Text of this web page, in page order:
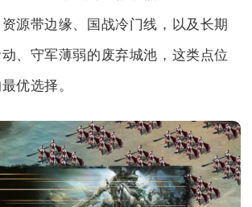
源带边缘、国战冷门线，以及长期
、守军薄弱的废弃城池，这类点位
优选择。